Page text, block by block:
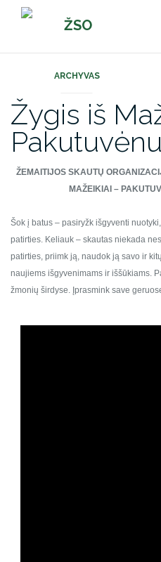
Pereiti
ŽSO
ARCHYVAS
Žygis iš
ŽEMAITIJOS SKAUTŲ
MAŽEIKIAI –
Šok į batus – pasiryžk išgyventi
patirties. Keliauk – skautas niekada
patirties, priimk ją, naudok ją savo ir
naujiems išgyvenimams ir iššūkiams.
žmonių širdyse. Įprasmink save